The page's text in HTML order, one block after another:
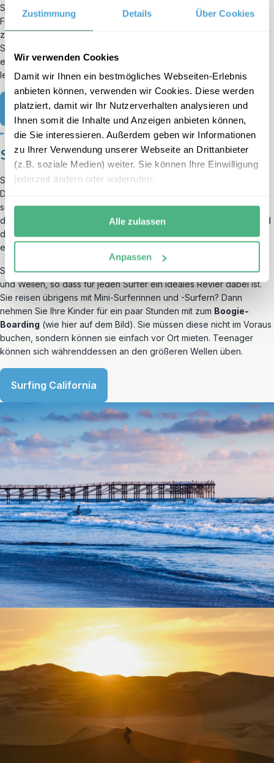
Zustimmung Details Über Cookies
Wir verwenden Cookies
Damit wir Ihnen ein bestmögliches Webseiten-Erlebnis
anbieten können, verwenden wir Cookies. Diese werden
platziert, damit wir Ihr Nutzerverhalten analysieren und
Ihnen somit die Inhalte und Anzeigen anbieten können,
die Sie interessieren. Außerdem geben wir Informationen
zu Ihrer Verwendung unserer Webseite an Drittanbieter
(z.B. soziale Medien) weiter. Sie können Ihre Einwilligung
jederzeit ändern oder widerrufen.
Alle zulassen
Anpassen
Strände Costa Ricas zutrifft), aber man kann hier auch die
Feinheiten des Surfens lernen. Der Lehrer bringt den Teenagern
zuerst an Land und dann im Wasser bei, wie man es richtig macht.
Surfen ist unserer Erfahrung nach recht schwierig, aber Samara ist
ein guter Ort, um es während einer Familienreise in aller Ruhe zu
lernen.
Zu den Pazifikwellen
San Diego, USA
San Diego ist ein fantastisches Surferparadies! Mit einer
Durchschnittstemperatur von 22 Grad ist das Wetter hier immer
schön. San Diego ist die südlichste StadtKaliforniensund liegt in
der Nähe des benachbarten Mexiko. Bunte Gebäude, Buchten und
die Surferatmosphäre machen San Diego zu einer überraschend
entspannten
San Diego hat mehrere Strände mit unterschiedlichen Strömungen
und Wellen, so dass für jeden Surfer ein ideales Revier dabei ist.
Sie reisen übrigens mit Mini-Surferinnen und -Surfern? Dann
nehmen Sie Ihre Kinder für ein paar Stunden mit zum Boogie-
Boarding (wie hier auf dem Bild). Sie müssen diese nicht im Voraus
buchen, sondern können sie einfach vor Ort mieten. Teenager
können sich währenddessen an den größeren Wellen üben.
Surfing California